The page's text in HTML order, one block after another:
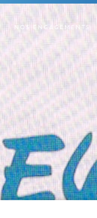
NOS ENGAGEMENTS